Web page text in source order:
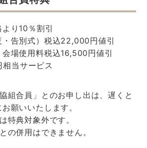
り10％割引
告別式）税込22,000円値引
場使用料税込16,500円値引
当サービス
組合員」とのお申し出は、遅くと
願いいたします。
特典対象外です。
の併用はできません。